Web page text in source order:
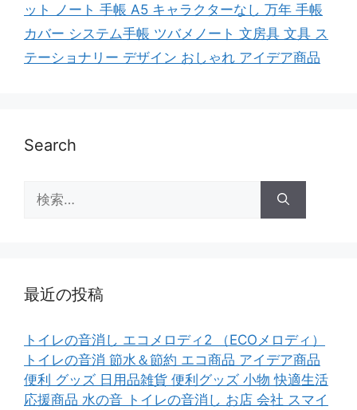
ット ノート 手帳 A5 キャラクターなし 万年 手帳
カバー システム手帳 ツバメノート 文房具 文具 ス
テーショナリー デザイン おしゃれ アイデア商品
Search
索:
最近の投稿
トイレの音消し エコメロディ2 （ECOメロディ）
トイレの音消 節水＆節約 エコ商品 アイデア商品
便利 グッズ 日用品雑貨 便利グッズ 小物 快適生活
応援商品 水の音 トイレの音消し お店 会社 スマイ